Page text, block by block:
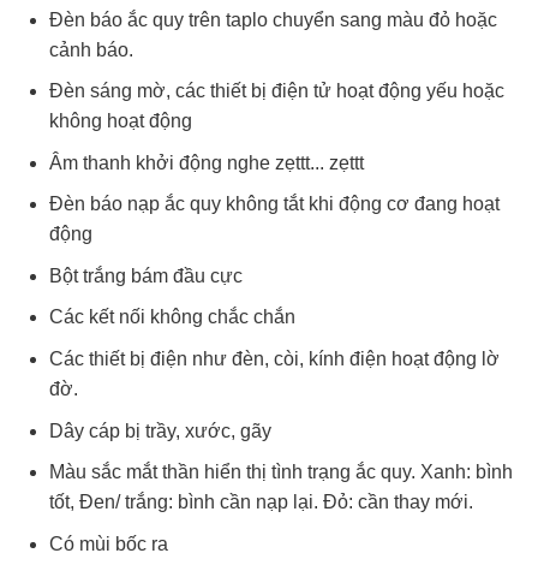
Đèn báo ắc quy trên taplo chuyển sang màu đỏ hoặc
cảnh báo.
Đèn sáng mờ, các thiết bị điện tử hoạt động yếu hoặc
không hoạt động
Âm thanh khởi động nghe zẹttt... zẹttt
Đèn báo nạp ắc quy không tắt khi động cơ đang hoạt
động
Bột trắng bám đầu cực
Các kết nối không chắc chắn
Các thiết bị điện như đèn, còi, kính điện hoạt động lờ
đờ.
Dây cáp bị trầy, xước, gãy
Màu sắc mắt thần hiển thị tình trạng ắc quy. Xanh: bình
tốt, Đen/ trắng: bình cần nạp lại. Đỏ: cần thay mới.
Có mùi bốc ra